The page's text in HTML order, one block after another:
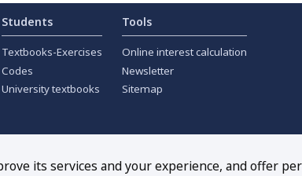
Students
Textbooks-Exercises
Codes
University textbooks
Tools
Online interest calculation
Newsletter
Sitemap
its services and your experience, and offer